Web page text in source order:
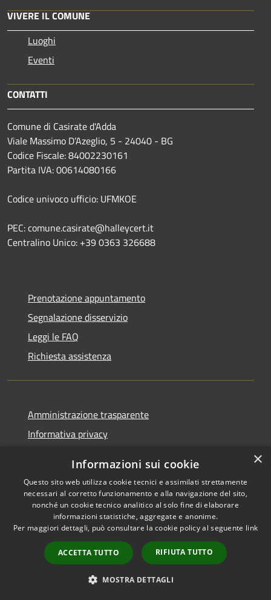
VIVERE IL COMUNE
Luoghi
Eventi
CONTATTI
Comune di Casirate d'Adda
Viale Massimo D’Azeglio, 5 - 24040 - BG
Codice Fiscale: 84002230161
Partita IVA: 00614080166
Codice univoco ufficio: UFMKOE
PEC: comune.casirate@halleycert.it
Centralino Unico: +39 0363 326688
Prenotazione appuntamento
Segnalazione disservizio
Leggi le FAQ
Richiesta assistenza
Amministrazione trasparente
Informativa privacy
Dichiarazione di accessibilità
RSS
Accessibilità
Copyright © 2026 • Comune di
Casirate d'Adda • Powered by
Municipium•Accesso
×
Informazioni sui cookie
Questo sito web utilizza cookie tecnici e assimilati strettamente
necessari al corretto funzionamento e alla navigazione del sito,
nonché un cookie tecnico analitico al solo fine di elaborare
informazioni statistiche, aggregate e anonime.
Per maggiori dettagli, può consultare la cookie policy al seguente link
ACCETTA TUTTO RIFIUTA TUTTO
MOSTRA DETTAGLI